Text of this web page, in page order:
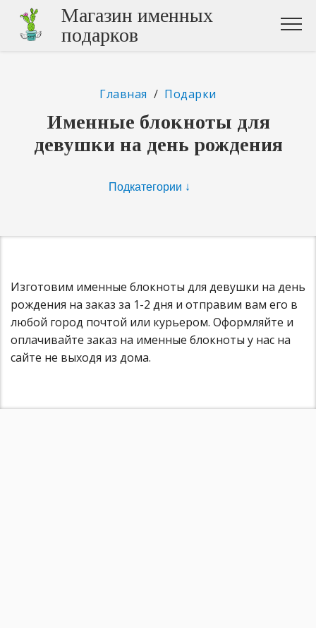
Магазин именных
подарков
Главная / Подарки
Именные блокноты для
девушки на день рождения
Изготовим именные блокноты для девушки на день
рождения на заказ за 1-2 дня и отправим вам его в
любой город почтой или курьером. Оформляйте и
оплачивайте заказ на именные блокноты у нас на
сайте не выходя из дома.